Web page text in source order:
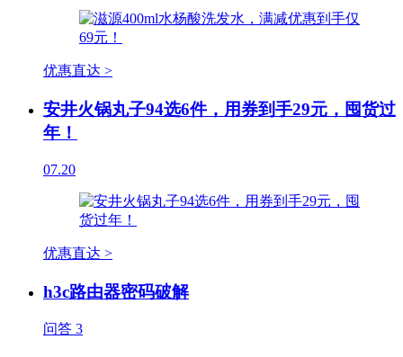
优惠直达 >
安井火锅丸子94选6件，用券到手29元，囤货过
年！
07.20
优惠直达 >
h3c路由器密码破解
问答 3